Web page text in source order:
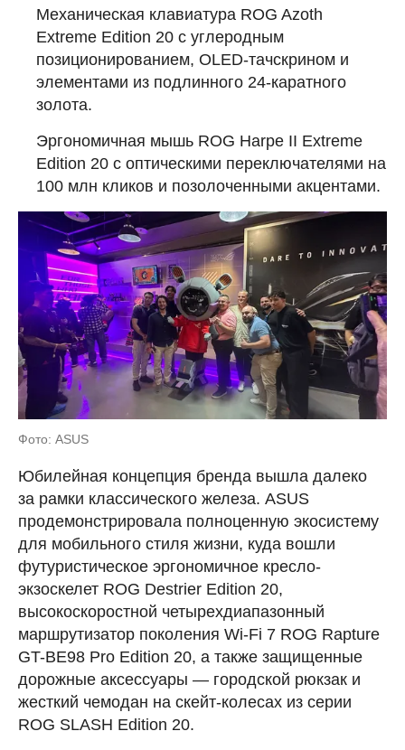
Механическая клавиатура ROG Azoth
Extreme Edition 20 с углеродным
позиционированием, OLED-тачскрином и
элементами из подлинного 24-каратного
золота.
Эргономичная мышь ROG Harpe II Extreme
Edition 20 с оптическими переключателями на
100 млн кликов и позолоченными акцентами.
Фото: ASUS
Юбилейная концепция бренда вышла далеко
за рамки классического железа. ASUS
продемонстрировала полноценную экосистему
для мобильного стиля жизни, куда вошли
футуристическое эргономичное кресло-
экзоскелет ROG Destrier Edition 20,
высокоскоростной четырехдиапазонный
маршрутизатор поколения Wi-Fi 7 ROG Rapture
GT-BE98 Pro Edition 20, а также защищенные
дорожные аксессуары — городской рюкзак и
жесткий чемодан на скейт-колесах из серии
ROG SLASH Edition 20.